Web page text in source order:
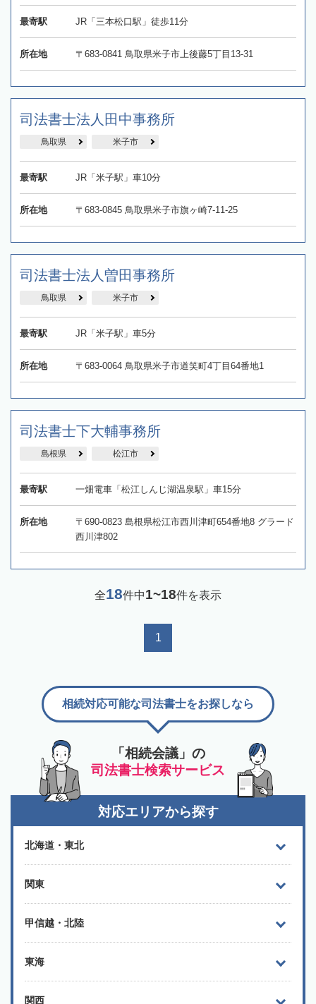
最寄駅 JR「三本松口駅」徒歩11分
所在地 〒683-0841 鳥取県米子市上後藤5丁目13-31
司法書士法人田中事務所
鳥取県 米子市
最寄駅 JR「米子駅」車10分
所在地 〒683-0845 鳥取県米子市旗ヶ崎7-11-25
司法書士法人曽田事務所
鳥取県 米子市
最寄駅 JR「米子駅」車5分
所在地 〒683-0064 鳥取県米子市道笑町4丁目64番地1
司法書士下大輔事務所
島根県 松江市
最寄駅 一畑電車「松江しんじ湖温泉駅」車15分
所在地
〒690-0823 島根県松江市西川津町654番地8 グラード
西川津802
全18件中1~18件を表示
1
「相続会議」の
司法書士検索サービス
相続対応可能な司法書士をお探しなら
対応エリアから探す
北海道・東北
関東
甲信越・北陸
東海
関西